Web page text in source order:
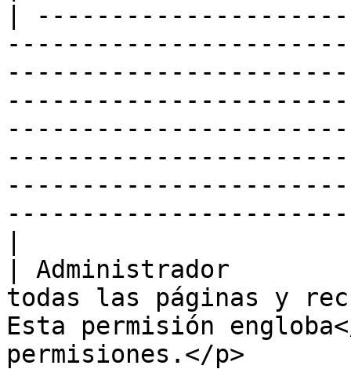
|
| Administrador
todas las páginas y
Esta permisión
permisiones.</p>